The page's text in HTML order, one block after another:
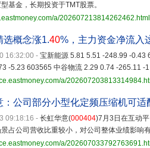
基金，长期投资于TMT股票。
a/202607213814262462.html
选概念涨1.40%，主力资金净流入
16:32:00 - 宝新能源 5.81 5.51 -248.99 -0.43
-5.23 603565 中谷物流 2.29 0.74 -265.11 -
a/
：公司部分小型化定频压缩机可
09:18:16 - 长虹华意(000404)7月3日在互动
占公司营收比重较小，对公司整体业绩影响
a/